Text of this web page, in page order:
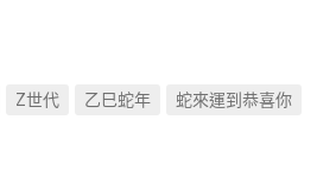
Z世代 乙巳蛇年 蛇來運到恭喜你